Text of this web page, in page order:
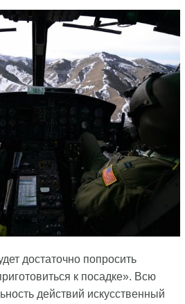
достаточно попросить
к посадке». Всю
действий искусственный